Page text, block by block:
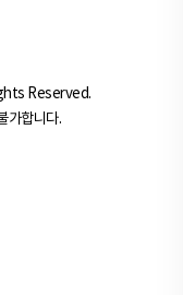
Reserved.
가합니다.